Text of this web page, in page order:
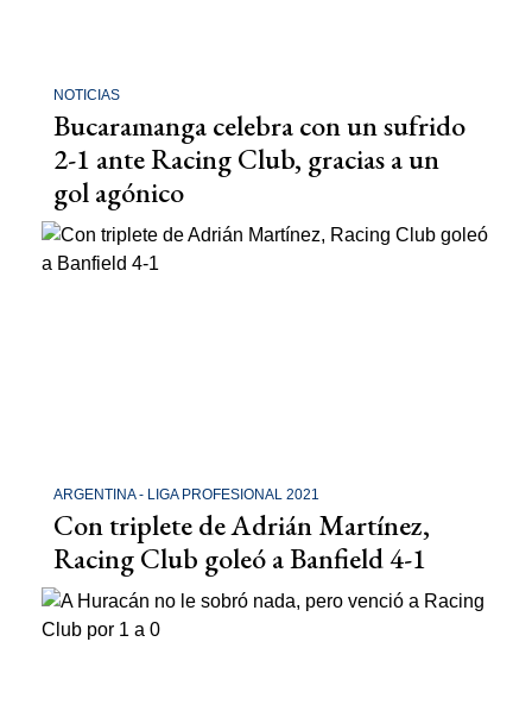
NOTICIAS
Bucaramanga celebra con un sufrido
2-1 ante Racing Club, gracias a un
gol agónico
ARGENTINA - LIGA PROFESIONAL 2021
Con triplete de Adrián Martínez,
Racing Club goleó a Banfield 4-1